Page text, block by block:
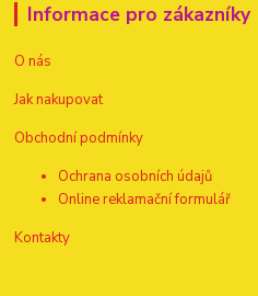
Informace pro zákazníky
O nás
Jak nakupovat
Obchodní podmínky
Ochrana osobních údajů
Online reklamační formulář
Kontakty